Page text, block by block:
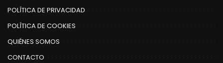
POLÍTICA DE PRIVACIDAD
POLÍTICA DE COOKIES
QUIÉNES SOMOS
CONTACTO